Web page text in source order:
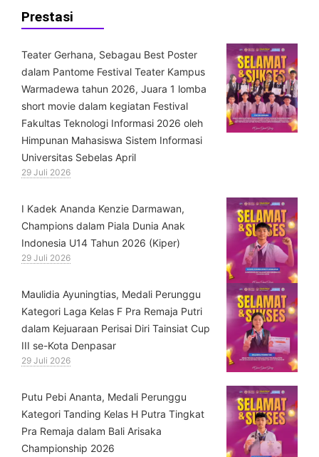
Prestasi
Teater Gerhana, Sebagau Best Poster
dalam Pantome Festival Teater Kampus
Warmadewa tahun 2026, Juara 1 lomba
short movie dalam kegiatan Festival
Fakultas Teknologi Informasi 2026 oleh
Himpunan Mahasiswa Sistem Informasi
Universitas Sebelas April
29 Juli 2026
⁠I Kadek Ananda Kenzie Darmawan,
Champions dalam Piala Dunia Anak
Indonesia U14 Tahun 2026 (Kiper)
29 Juli 2026
⁠Maulidia Ayuningtias, Medali Perunggu
Kategori Laga Kelas F Pra Remaja Putri
dalam Kejuaraan Perisai Diri Tainsiat Cup
III se-Kota Denpasar
29 Juli 2026
Putu Pebi Ananta, Medali Perunggu
Kategori Tanding Kelas H Putra Tingkat
Pra Remaja dalam Bali Arisaka
Championship 2026